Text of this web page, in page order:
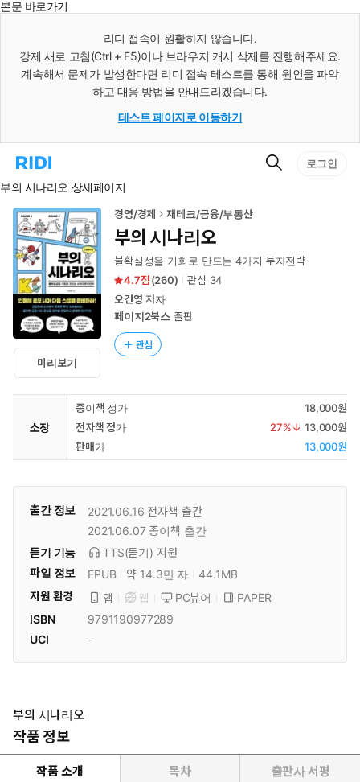
본문 바로가기
리디 접속이 원활하지 않습니다.
강제 새로 고침(Ctrl + F5)이나 브라우저 캐시 삭제를 진행해주세요.
계속해서 문제가 발생한다면 리디 접속 테스트를 통해 원인을 파악
하고 대응 방법을 안내드리겠습니다.
테스트 페이지로 이동하기
리
홈
로
이
동
검
로그인
부의 시나리오 상세페이지
미리보기
경영/경제 재테크/금융/부동산
부의 시나리오
불확실성을 기회로 만드는 4가지 투자전략
4.7
(260) 관심 34
오건영 저자
페이지2북스 출판
관심
소장
종이책 정가
18,000원
전자책 정가
27%↓ 13,000원
판매가
13,000원
출간 정보 2021.06.16 전자책 출간
2021.06.07 종이책 출간
듣기 기능
TTS(듣기) 지원
파일 정보
EPUB 약 14.3만 자
44.1MB
지원 환경
앱 웹 PC뷰어
PAPER
ISBN
9791190977289
UCI
-
부의 시나리오
작품 정보
작품 소개 목차 출판사 서평